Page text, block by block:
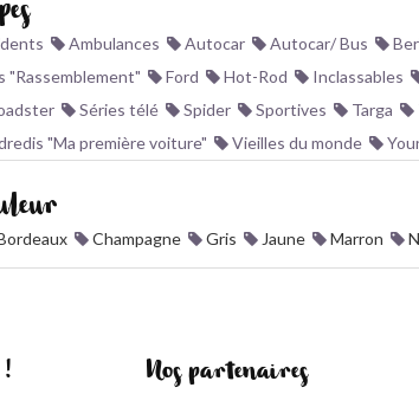
Ambulances Autocar Autocar/ Bus
"Rassemblement" Ford Hot-Rod Inclassables
Séries télé Spider Sportives Targa
"Ma première voiture" Vieilles du monde
Champagne Gris Jaune Marron
! Nos partenaires